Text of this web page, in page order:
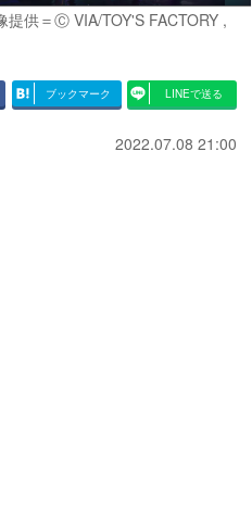
提供＝Ⓒ VIA/TOY'S FACTORY ,
ブックマーク LINEで送る
2022.07.08 21:00